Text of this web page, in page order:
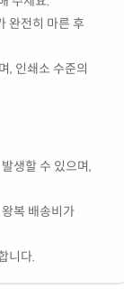
완전히 마른 후
, 인쇄소 수준의
생할 수 있으며,
복 배송비가
니다.